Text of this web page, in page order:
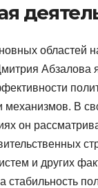
областей
Абзалова
механизмов. В
он
и других
стабильность